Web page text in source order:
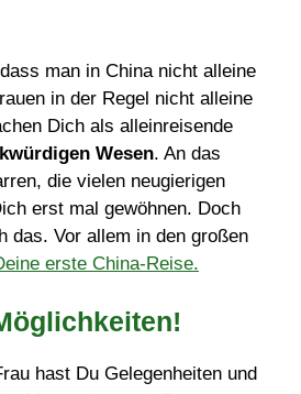
man in China nicht alleine
in der Regel nicht alleine
Dich als alleinreisende
Wesen. An das
die vielen neugierigen
erst mal gewöhnen. Doch
das. Vor allem in den großen
erste China-Reise.
hast Du Gelegenheiten und